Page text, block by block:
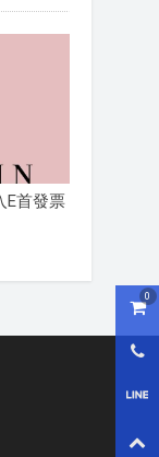
購
0
回
E首發票